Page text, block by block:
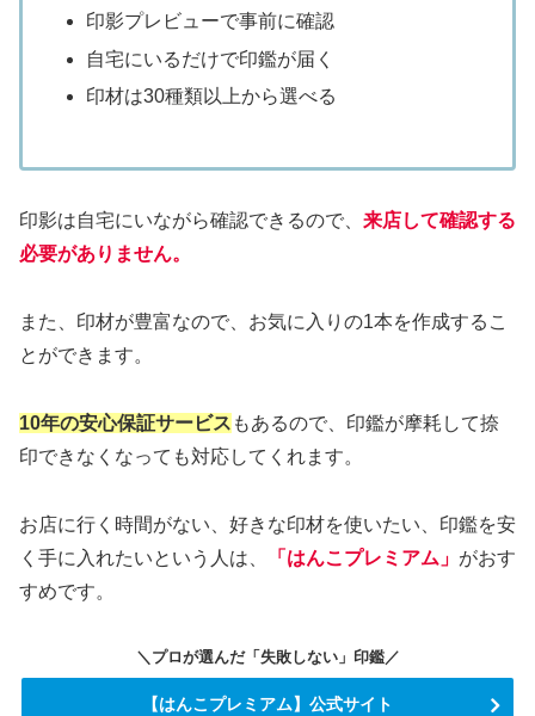
印影プレビューで事前に確認
自宅にいるだけで印鑑が届く
印材は30種類以上から選べる
印影は自宅にいながら確認できるので、 来店して確認する
必要がありません。
また、印材が豊富なので、お気に入りの1本を作成するこ
とができます。
10年の安心保証サービス もあるので、印鑑が摩耗して捺
印できなくなっても対応してくれます。
お店に行く時間がない、好きな印材を使いたい、印鑑を安
く手に入れたいという人は、
「はんこプレミアム」 がおす
すめです。
＼プロが選んだ「失敗しない」印鑑／
【はんこプレミアム】公式サイト